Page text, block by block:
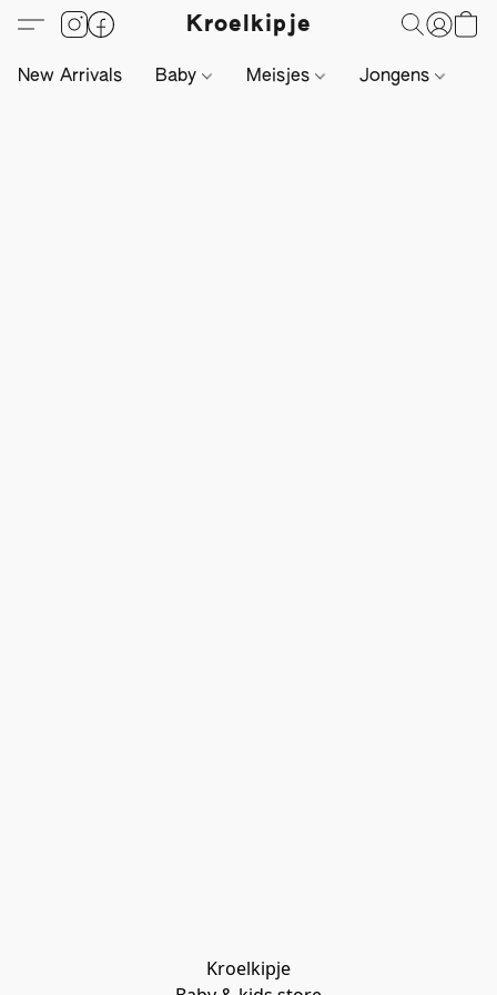
Kroelkipje
New Arrivals Baby Meisjes Jongens
Kroelkipje